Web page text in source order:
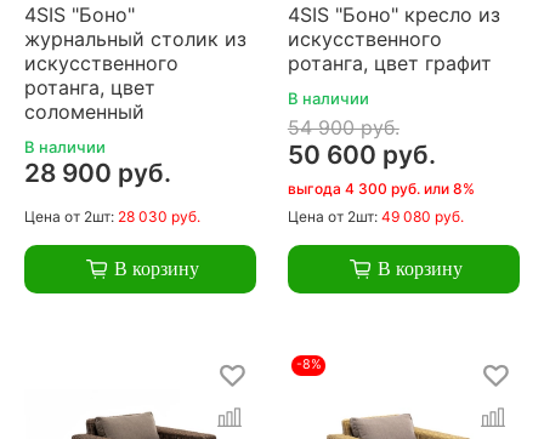
4SIS "Боно"
журнальный столик из
искусственного
ротанга, цвет
соломенный
В наличии
28 900 руб.
Цена от 2шт: 28 030 руб.
В корзину
4SIS "Боно" кресло из
искусственного
ротанга, цвет графит
В наличии
54 900 руб.
50 600 руб.
выгода 4 300 руб. или 8%
Цена от 2шт: 49 080 руб.
В корзину
-8%